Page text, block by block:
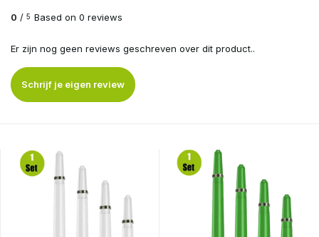
0 / 5 Based on 0 reviews
Er zijn nog geen reviews geschreven over dit product..
Schrijf je eigen review